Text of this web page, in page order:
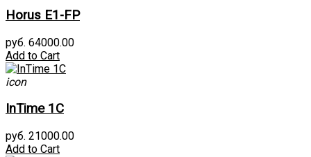
Horus E1-FP
руб. 64000.00
Add to Cart
icon
InTime 1С
руб. 21000.00
Add to Cart